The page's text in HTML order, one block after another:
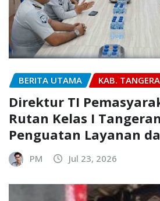
BERITA UTAMA KAB.
Direktur TI
Rutan Kelas I
Penguatan Layanan
PM Jul 23, 2026